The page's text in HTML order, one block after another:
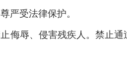
严受法律保护。
侮辱、侵害残疾人。禁止